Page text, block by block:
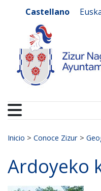
Castellano
Buscar:
Inicio > Conoce Zizur >
Ardoyeko